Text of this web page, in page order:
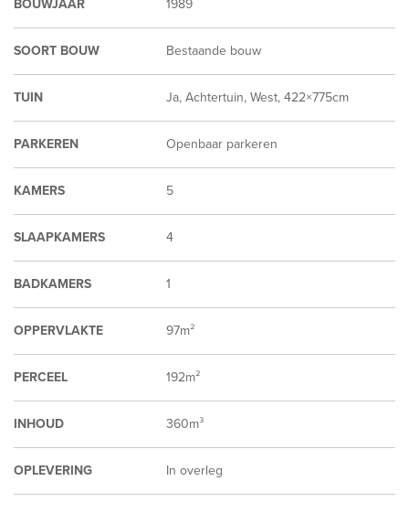
BOUWJAAR 1989
SOORT BOUW Bestaande bouw
TUIN Ja, Achtertuin, West, 422×775cm
PARKEREN Openbaar parkeren
KAMERS 5
SLAAPKAMERS 4
BADKAMERS 1
OPPERVLAKTE 97m²
PERCEEL 192m²
INHOUD 360m³
OPLEVERING In overleg